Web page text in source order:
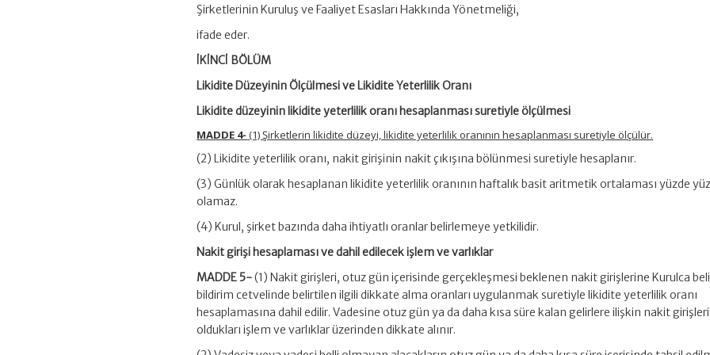
Şirketlerinin Kuruluş ve Faaliyet Esasları Hakkında Yönetmeliği,
ifade eder.
İKİNCİ BÖLÜM
Likidite Düzeyinin Ölçülmesi ve Likidite Yeterlilik Oranı
Likidite düzeyinin likidite yeterlilik oranı hesaplanması suretiyle ölçülmesi
MADDE 4- (1) Şirketlerin likidite düzeyi, likidite yeterlilik oranının hesaplanması suretiyle ölçülür.
(2) Likidite yeterlilik oranı, nakit girişinin nakit çıkışına bölünmesi suretiyle hesaplanır.
(3) Günlük olarak hesaplanan likidite yeterlilik oranının haftalık basit aritmetik ortalaması yüzde
olamaz.
(4) Kurul, şirket bazında daha ihtiyatlı oranlar belirlemeye yetkilidir.
Nakit girişi hesaplaması ve dahil edilecek işlem ve varlıklar
MADDE 5-(1) Nakit girişleri, otuz gün içerisinde gerçekleşmesi beklenen nakit girişlerine Kurulca
bildirim cetvelinde belirtilen ilgili dikkate alma oranları uygulanmak suretiyle likidite yeterlilik oranı
hesaplamasına dahil edilir. Vadesine otuz gün ya da daha kısa süre kalan gelirlere ilişkin nakit
oldukları işlem ve varlıklar üzerinden dikkate alınır.